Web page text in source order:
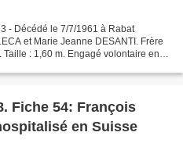
- Décédé le 7/7/1961 à Rabat
et Marie Jeanne DESANTI. Frère
: 1,60 m. Engagé volontaire en
Fiche 54: François
en Suisse